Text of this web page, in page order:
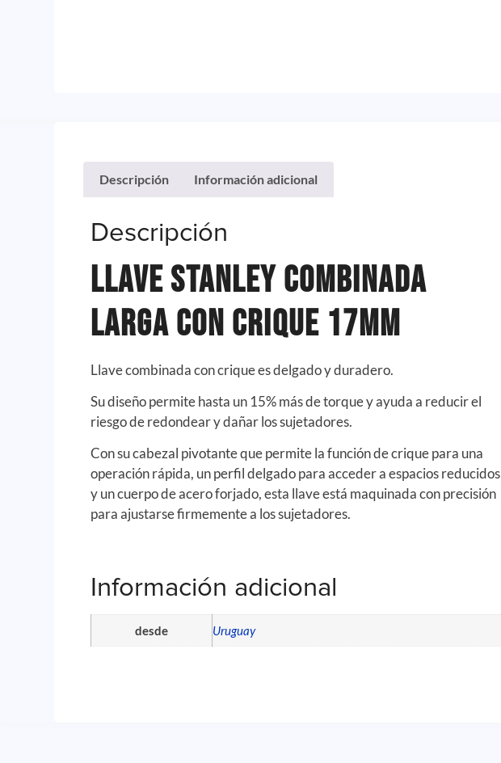
Descripción Información adicional
Descripción
Llave Stanley Combinada
Larga con Crique 17mm
Llave combinada con crique es delgado y duradero.
Su diseño permite hasta un 15% más de torque y ayuda a reducir el
riesgo de redondear y dañar los sujetadores.
Con su cabezal pivotante que permite la función de crique para una
operación rápida, un perfil delgado para acceder a espacios reducidos
y un cuerpo de acero forjado, esta llave está maquinada con precisión
para ajustarse firmemente a los sujetadores.
Información adicional
desde Uruguay